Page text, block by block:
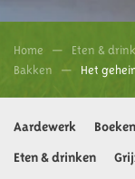
Home Eten &
Bakken
Het
Aardewerk Boeken
Eten & drinken